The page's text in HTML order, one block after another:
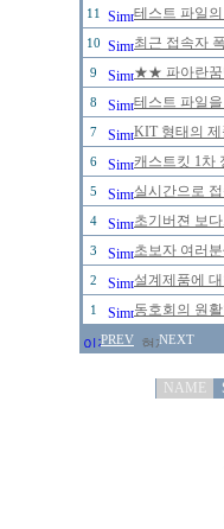
11 테스트 파일
10 최근 접속자
9 ★★ 파아란꿈
8 테스트 파일
7 KIT 형태의
6 캐스트킷 1차
5 실시간으로
4 초기버젼 보
3 초보자 여러
2 설계제품에
1 동호회의 원
PREV NEXT